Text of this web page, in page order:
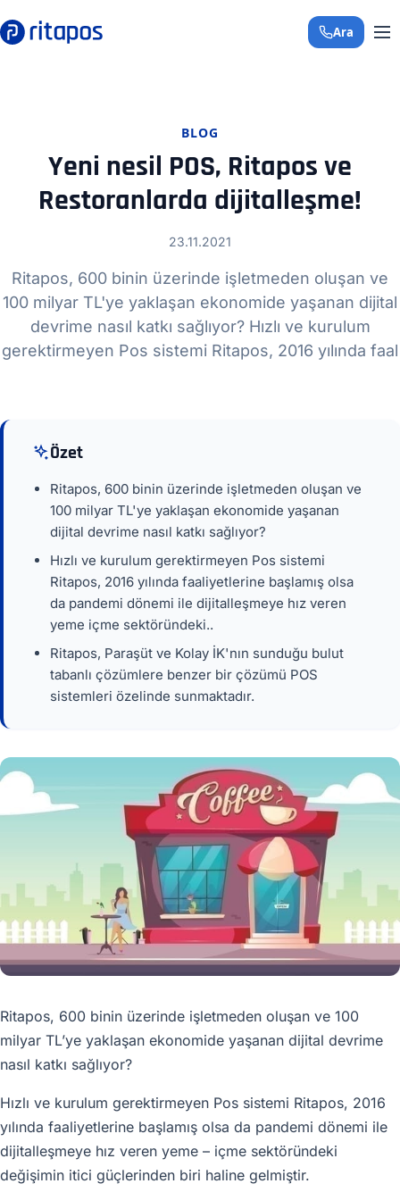
+90 850 308 29
Ara
BLOG
Yeni nesil POS, Ritapos ve
Restoranlarda dijitalleşme!
23.11.2021
Ritapos, 600 binin üzerinde işletmeden oluşan ve
100 milyar TL'ye yaklaşan ekonomide yaşanan dijital
devrime nasıl katkı sağlıyor? Hızlı ve kurulum
gerektirmeyen Pos sistemi Ritapos, 2016 yılında faal
Özet
Ritapos, 600 binin üzerinde işletmeden oluşan ve
100 milyar TL'ye yaklaşan ekonomide yaşanan
dijital devrime nasıl katkı sağlıyor?
Hızlı ve kurulum gerektirmeyen Pos sistemi
Ritapos, 2016 yılında faaliyetlerine başlamış olsa
da pandemi dönemi ile dijitalleşmeye hız veren
yeme içme sektöründeki..
Ritapos, Paraşüt ve Kolay İK'nın sunduğu bulut
tabanlı çözümlere benzer bir çözümü POS
sistemleri özelinde sunmaktadır.
Ritapos, 600 binin üzerinde işletmeden oluşan ve 100
milyar TL’ye yaklaşan ekonomide yaşanan dijital devrime
nasıl katkı sağlıyor?
Hızlı ve kurulum gerektirmeyen Pos sistemi Ritapos, 2016
yılında faaliyetlerine başlamış olsa da pandemi dönemi ile
dijitalleşmeye hız veren yeme – içme sektöründeki
değişimin itici güçlerinden biri haline gelmiştir.